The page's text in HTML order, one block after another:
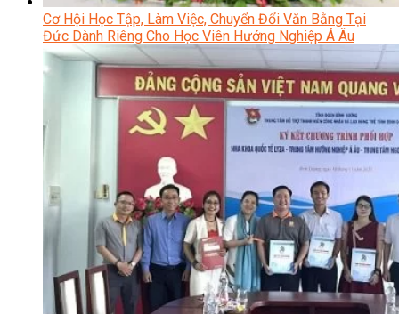
Cơ Hội Học Tập, Làm Việc, Chuyển Đổi Văn Bằng Tại
Đức Dành Riêng Cho Học Viên Hướng Nghiệp Á Âu